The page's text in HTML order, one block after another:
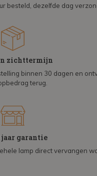
besteld, dezelfde dag
zichttermijn
binnen 30 dagen en
terug.
jaar garantie
lamp direct vervangen